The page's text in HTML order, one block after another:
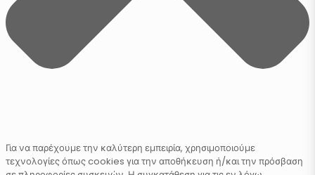
Για να παρέχουμε την καλύτερη εμπειρία, χρησιμοποιούμε
τεχνολογίες όπως cookies για την αποθήκευση ή/και την πρόσβαση